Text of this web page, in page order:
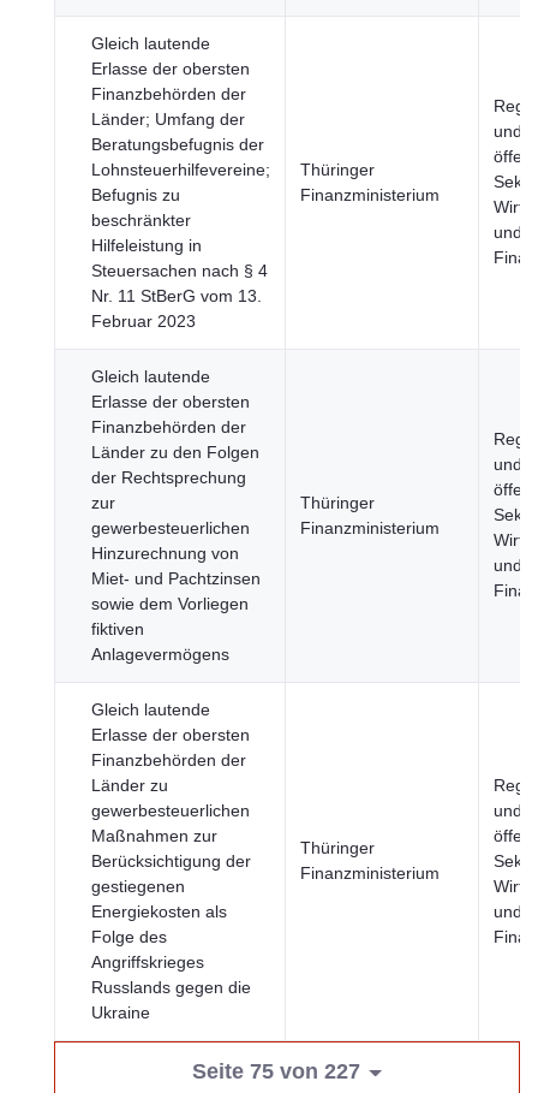
Gleich lautende
Erlasse der obersten
Finanzbehörden der
Länder; Umfang der
Beratungsbefugnis der
Lohnsteuerhilfevereine;
Befugnis zu
beschränkter
Hilfeleistung in
Steuersachen nach § 4
Nr. 11 StBerG vom 13.
Februar 2023
Thüringer
Finanzministerium
und
und
Gleich lautende
Erlasse der obersten
Finanzbehörden der
Länder zu den Folgen
der Rechtsprechung
zur
gewerbesteuerlichen
Hinzurechnung von
Miet- und Pachtzinsen
sowie dem Vorliegen
fiktiven
Anlagevermögens
Thüringer
Finanzministerium
und
und
Gleich lautende
Erlasse der obersten
Finanzbehörden der
Länder zu
gewerbesteuerlichen
Maßnahmen zur
Berücksichtigung der
gestiegenen
Energiekosten als
Folge des
Angriffskrieges
Russlands gegen die
Ukraine
Thüringer
Finanzministerium
und
und
Seite 75 von 227